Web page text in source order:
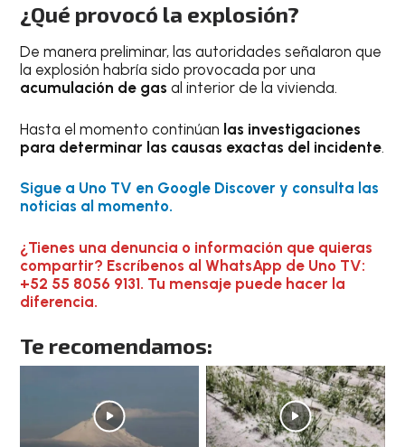
¿Qué provocó la explosión?
De manera preliminar, las autoridades señalaron que
la explosión habría sido provocada por una
acumulación de gas al interior de la vivienda.
Hasta el momento continúan las investigaciones
para determinar las causas exactas del incidente.
Sigue a Uno TV en Google Discover y consulta las
noticias al momento.
¿Tienes una denuncia o información que quieras
compartir? Escríbenos al WhatsApp de Uno TV:
+52 55 8056 9131. Tu mensaje puede hacer la
diferencia.
Te recomendamos: